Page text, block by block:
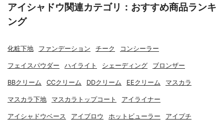
アイシャドウ関連カテゴリ：おすすめ商品ランキ
ング
化粧下地 ファンデーション チーク コンシーラー
フェイスパウダー ハイライト シェーディング ブロンザー
BBクリーム CCクリーム DDクリーム EEクリーム マスカラ
マスカラ下地 マスカラトップコート アイライナー
アイシャドウベース アイブロウ ホットビューラー アイプチ